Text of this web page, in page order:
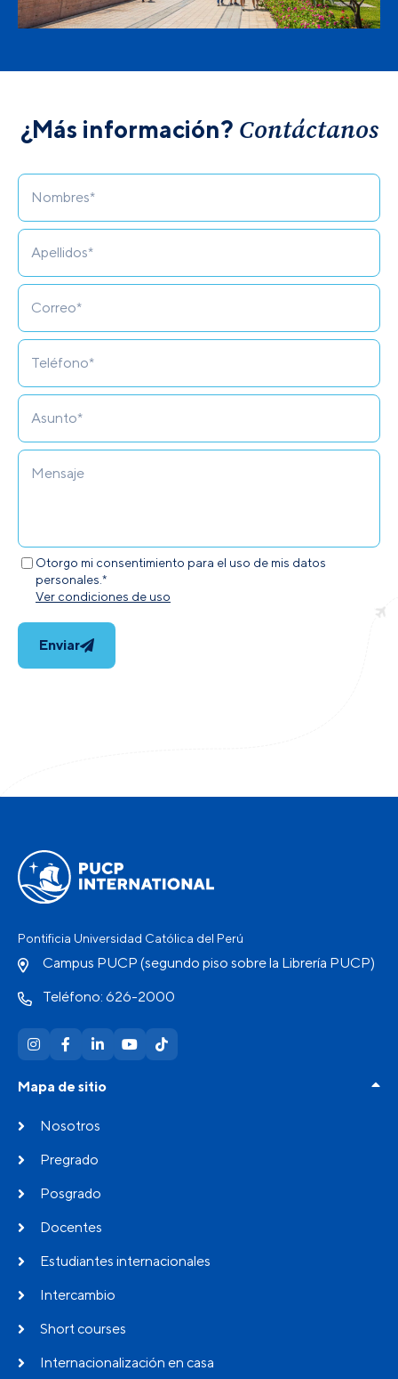
¿Más información? Contáctanos
Otorgo mi consentimiento para el uso de mis datos
personales.*
Ver condiciones de uso
Enviar
Pontificia Universidad Católica del Perú
Campus PUCP (segundo piso sobre la Librería PUCP)
Teléfono: 626-2000
Mapa de sitio
Nosotros
Pregrado
Posgrado
Docentes
Estudiantes internacionales
Intercambio
Short courses
Internacionalización en casa